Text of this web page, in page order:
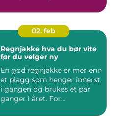
02. feb
Regnjakke hva du bør vite
før du velger ny
En god regnjakke er mer enn
et plagg som henger innerst
i gangen og brukes et par
ganger i året. For...